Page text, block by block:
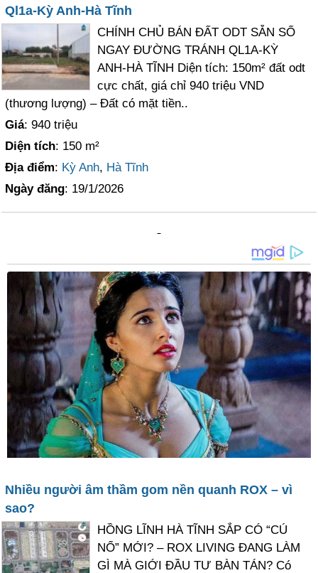
Ql1a-Kỳ Anh-Hà Tĩnh
CHÍNH CHỦ BÁN ĐẤT ODT SẴN SỔ
NGAY ĐƯỜNG TRÁNH QL1A-KỲ
ANH-HÀ TĨNH Diện tích: 150m² đất odt
cực chất, giá chỉ 940 triệu VND
(thương lượng) – Đất có mặt tiền..
Giá: 940 triệu
Diện tích: 150 m²
Địa điểm: Kỳ Anh, Hà Tĩnh
Ngày đăng: 19/1/2026
Nhiều người âm thầm gom nền quanh ROX – vì
sao?
HỒNG LĨNH HÀ TĨNH SẮP CÓ “CÚ
NỔ” MỚI? – ROX LIVING ĐANG LÀM
GÌ MÀ GIỚI ĐẦU TƯ BÀN TÁN? Có